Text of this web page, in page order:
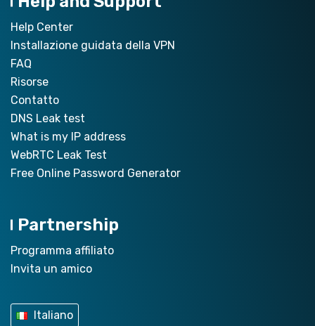
Help Center
Installazione guidata della VPN
FAQ
Risorse
Contatto
DNS Leak test
What is my IP address
WebRTC Leak Test
Free Online Password Generator
Partnership
Programma affiliato
Invita un amico
Italiano